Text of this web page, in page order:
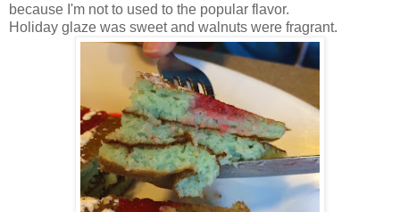
because I'm not to used to the popular flavor.
Holiday glaze was sweet and walnuts were fragrant.